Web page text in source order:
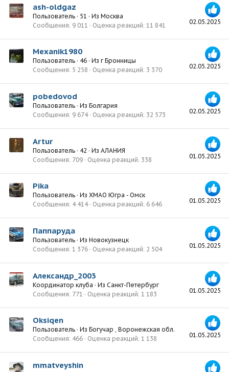
02.05.2025
ash-oldgaz
Пользователь · 51 · Из Москва
Сообщения 9 011 Оценка реакций 11 841
02.05.2025
Mexanik1980
Пользователь · 46 · Из г Бронницы
Сообщения 5 258 Оценка реакций 3 370
02.05.2025
pobedovod
Пользователь · Из Болгария
Сообщения 9 674 Оценка реакций 32 573
01.05.2025
Artur
Пользователь · 42 · Из АЛАНИЯ
Сообщения 709 Оценка реакций 338
01.05.2025
Pika
Пользователь · Из ХМАО Югра - Омск
Сообщения 4 414 Оценка реакций 6 646
01.05.2025
Паппаруда
Пользователь · Из Новокузнецк
Сообщения 1 376 Оценка реакций 2 504
01.05.2025
Александр_2003
Координатор клуба · Из Санкт-Петербург
Сообщения 771 Оценка реакций 1 183
01.05.2025
Oksiqen
Пользователь · Из Богучар , Воронежская обл.
Сообщения 466 Оценка реакций 1 138
mmatveyshin